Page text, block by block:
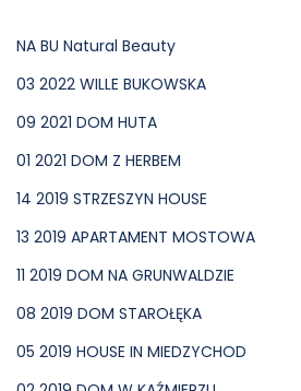
NA BU Natural Beauty
03 2022 WILLE BUKOWSKA
09 2021 DOM HUTA
01 2021 DOM Z HERBEM
14 2019 STRZESZYN HOUSE
13 2019 APARTAMENT MOSTOWA
11 2019 DOM NA GRUNWALDZIE
08 2019 DOM STAROŁĘKA
05 2019 HOUSE IN MIEDZYCHOD